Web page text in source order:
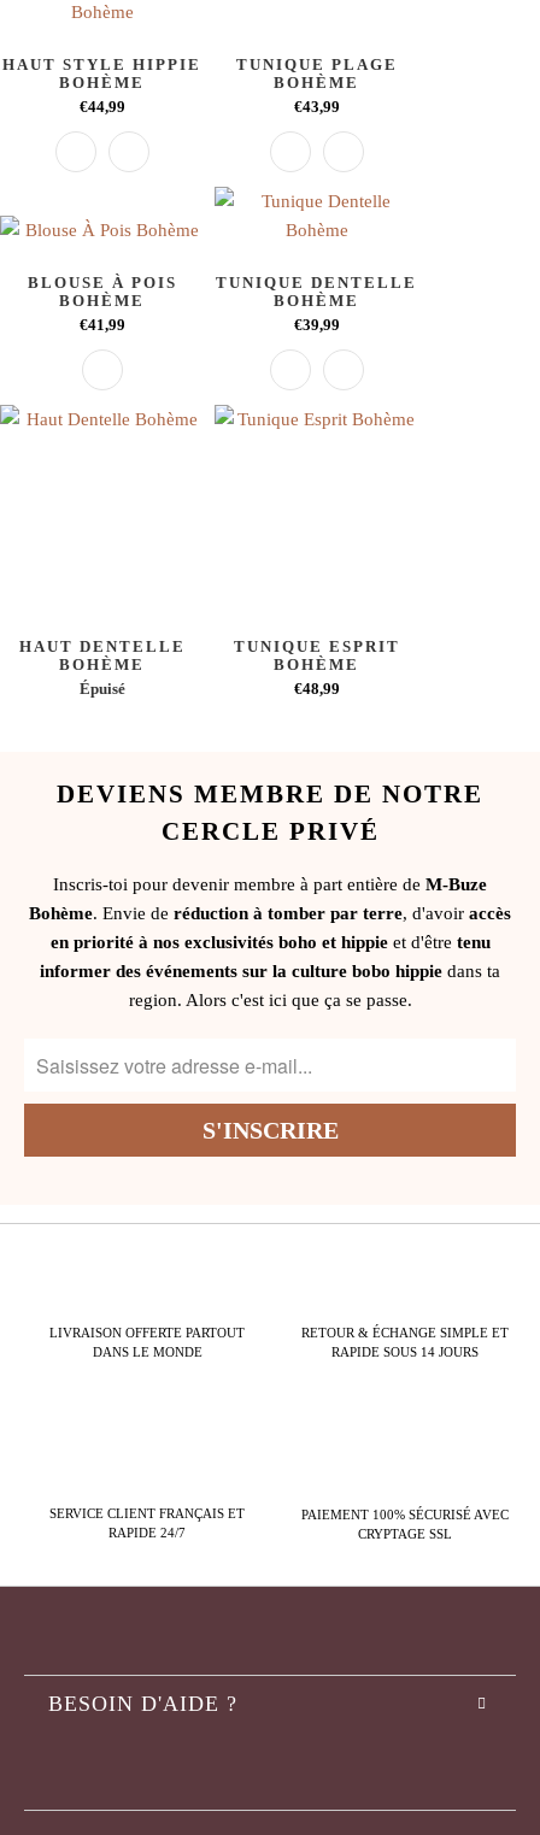
HAUT STYLE HIPPIE
BOHÈME
€44,99
TUNIQUE PLAGE
BOHÈME
€43,99
BLOUSE À POIS
BOHÈME
€41,99
TUNIQUE DENTELLE
BOHÈME
€39,99
HAUT DENTELLE
BOHÈME
Épuisé
TUNIQUE ESPRIT
BOHÈME
€48,99
DEVIENS MEMBRE DE NOTRE
CERCLE PRIVÉ
Inscris-toi pour devenir membre à part entière de M-Buze
Bohème. Envie de réduction à tomber par terre, d'avoir accès
en priorité à nos exclusivités boho et hippieet d'être tenu
informer des événements sur la culture bobo hippie dans ta
region. Alors c'est ici que ça se passe.
LIVRAISON OFFERTE PARTOUT
DANS LE MONDE
RETOUR & ÉCHANGE SIMPLE ET
RAPIDE SOUS 14 JOURS
SERVICE CLIENT FRANÇAIS ET
RAPIDE 24/7
PAIEMENT 100% SÉCURISÉ AVEC
CRYPTAGE SSL
BESOIN D'AIDE ?